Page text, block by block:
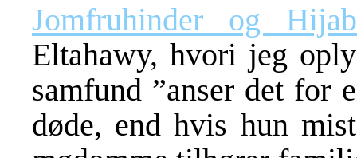
Jomfruhinder og Hijab
Eltahawy, hvori jeg
samfund ”anser det for
døde, end hvis hun